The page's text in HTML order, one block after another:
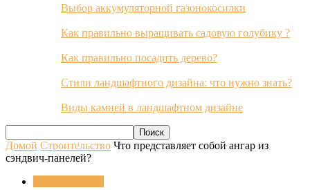
Выбор аккумуляторной газонокосилки
Как правильно выращивать садовую голубику ?
Как правильно посадить дерево?
Стили ландшафтного дизайна: что нужно знать?
Виды камней в ландшафтном дизайне
Домой Строительство Что представляет собой ангар из
сэндвич-панелей?